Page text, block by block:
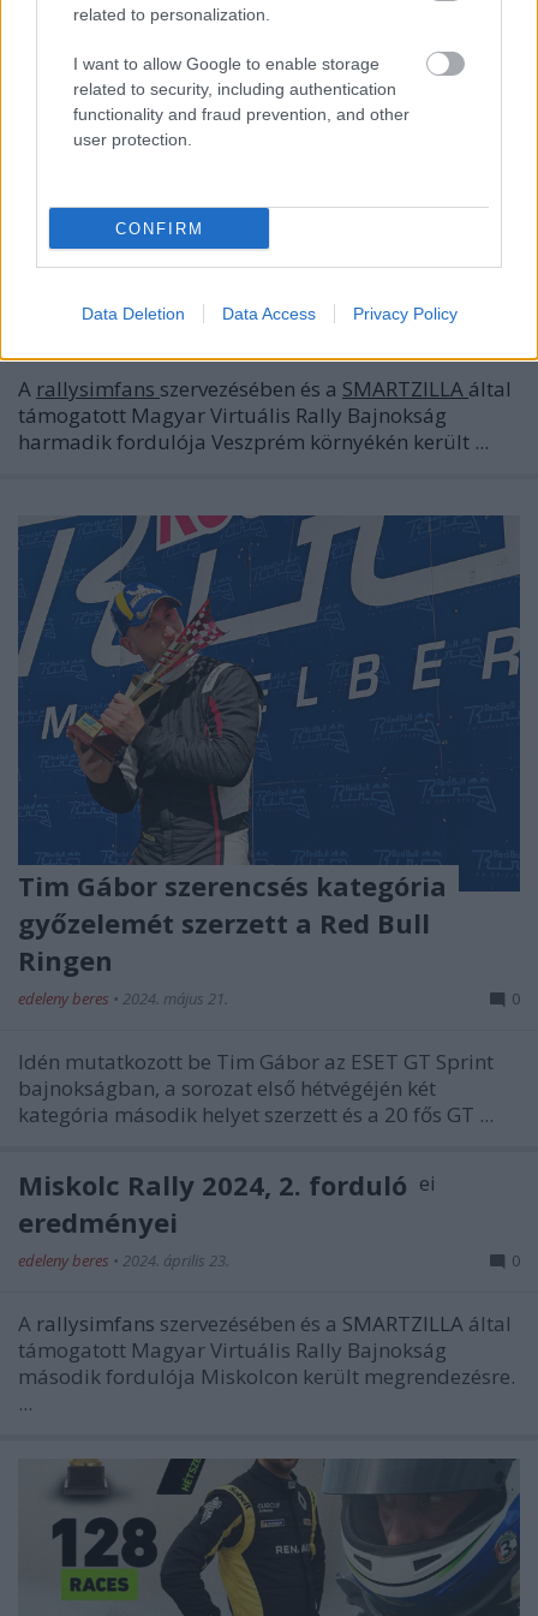
related to personalization.
I want to allow Google to enable storage
related to security, including authentication
functionality and fraud prevention, and other
user protection.
CONFIRM
Data Deletion Data Access Privacy Policy
Duna Rally 2024, 3. forduló
edeleny beres• 2024. május 27.
A rallysimfans szervezésében és a SMARTZILLA által
támogatott Magyar Virtuális Rally Bajnokság
harmadik fordulója Veszprém környékén került ...
Tim Gábor szerencsés kategória
győzelemét szerzett a Red Bull
Ringen
edeleny beres • 2024. május 21. 0
Idén mutatkozott be Tim Gábor az ESET GT Sprint
bajnokságban, a sorozat első hétvégéjén két
kategória második helyet szerzett és a 20 fős GT ...
Miskolc Rally 2024, 2. forduló
eredményei
edeleny beres • 2024. április 23. 0
A rallysimfans szervezésében és a SMARTZILLA által
támogatott Magyar Virtuális Rally Bajnokság
második fordulója Miskolcon került megrendezésre.
...